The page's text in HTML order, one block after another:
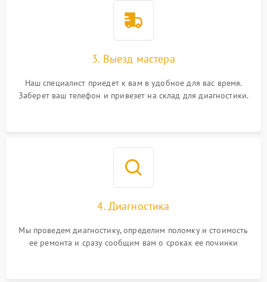
3. Выезд мастера
Наш специалист приедет к вам в удобное для вас время.
Заберет ваш телефон и привезет на склад для диагностики.
4. Диагностика
Мы проведем диагностику, определим поломку и стоимость
ее ремонта и сразу сообщим вам о сроках ее починки